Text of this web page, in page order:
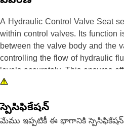
A Hydraulic Control Valve Seat
within control valves. Its function
between the valve body and the
controlling the flow of hydraulic
levels accurately. This ensures
prevents hydraulic leaks,
Attributes:
స్పెసిఫికేషన్
మేము ఇప్పటికీ ఈ భాగానికి